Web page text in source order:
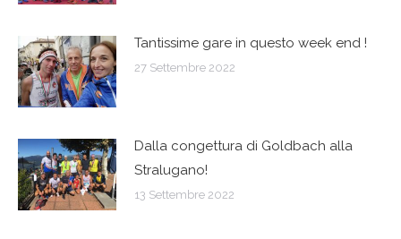
Tantissime gare in questo week end !
27 Settembre 2022
Dalla congettura di Goldbach alla
Stralugano!
13 Settembre 2022